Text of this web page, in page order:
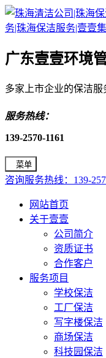
广东壹壹环境
多家上市企业的保洁
服务热线：
139-2570-1161
菜单
咨询服务热线：139-
网站首页
关于壹壹
公司简介
资质证书
合作客户
服务项目
学校保洁
工厂保洁
写字楼保洁
商场保洁
科技园保洁